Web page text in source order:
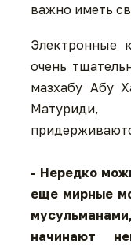
важно иметь
Электронные
очень
мазхабу Абу
- Нередко
еще мирные
начинают